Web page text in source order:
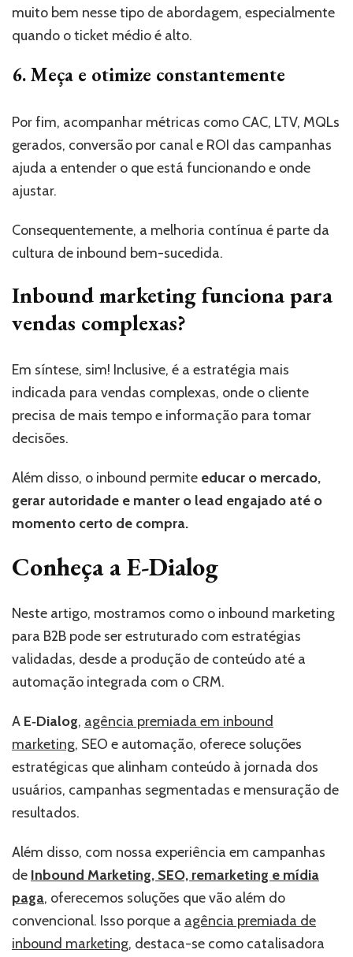
muito bem nesse tipo de abordagem, especialmente
quando o ticket médio é alto.
6. Meça e otimize constantemente
Por fim, acompanhar métricas como CAC, LTV, MQLs
gerados, conversão por canal e ROI das campanhas
ajuda a entender o que está funcionando e onde
ajustar.
Consequentemente, a melhoria contínua é parte da
cultura de inbound bem-sucedida.
Inbound marketing funciona para
vendas complexas?
Em síntese, sim! Inclusive, é a estratégia mais
indicada para vendas complexas, onde o cliente
precisa de mais tempo e informação para tomar
decisões.
Além disso, o inbound permite educar o mercado,
gerar autoridade e manter o lead engajado até o
momento certo de compra.
Conheça a E-Dialog
Neste artigo, mostramos como o inbound marketing
para B2B pode ser estruturado com estratégias
validadas, desde a produção de conteúdo até a
automação integrada com o CRM.
A E‑Dialog, agência premiada em inbound
marketing, SEO e automação, oferece soluções
estratégicas que alinham conteúdo à jornada dos
usuários, campanhas segmentadas e mensuração de
resultados.
Além disso, com nossa experiência em campanhas
de Inbound Marketing, SEO, remarketing e mídia
paga, oferecemos soluções que vão além do
convencional. Isso porque a agência premiada de
inbound marketing, destaca-se como catalisadora